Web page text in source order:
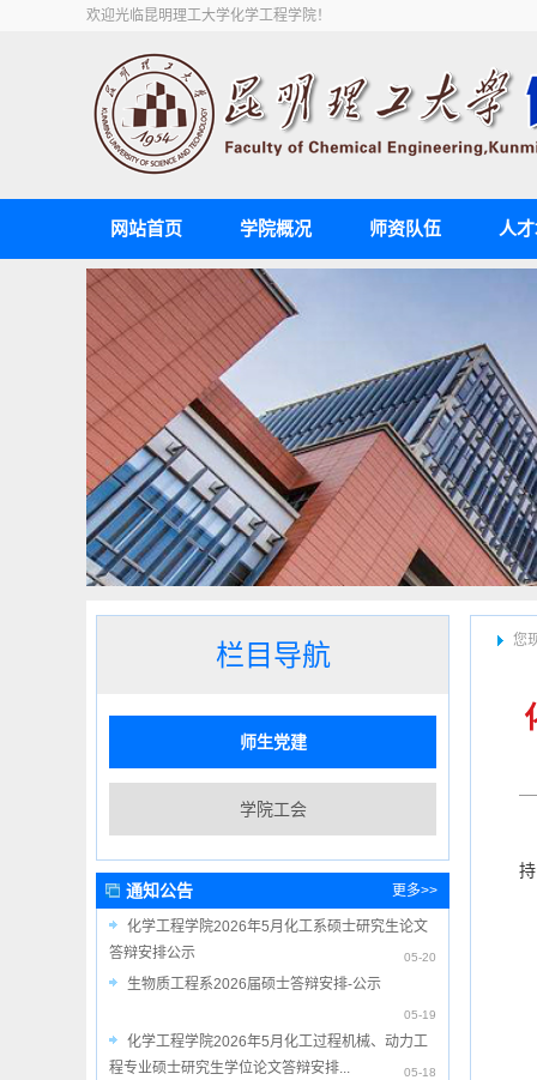
欢迎光临昆明理工大学化学工程学院！
网站首页 学院概况 师资队伍 人
栏目导航
师生党建
学院工会
更多>>
通知公告
05-20
化学工程学院2026年5月化工系硕士研究生论文
答辩安排公示
05-19
生物质工程系2026届硕士答辩安排-公示
05-18
化学工程学院2026年5月化工过程机械、动力工
程专业硕士研究生学位论文答辩安排...
您